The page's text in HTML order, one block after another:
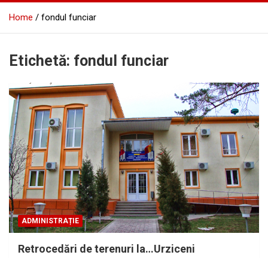
Home fondul funciar
Etichetă: fondul funciar
ADMINISTRAȚIE
Retrocedări de terenuri la…Urziceni